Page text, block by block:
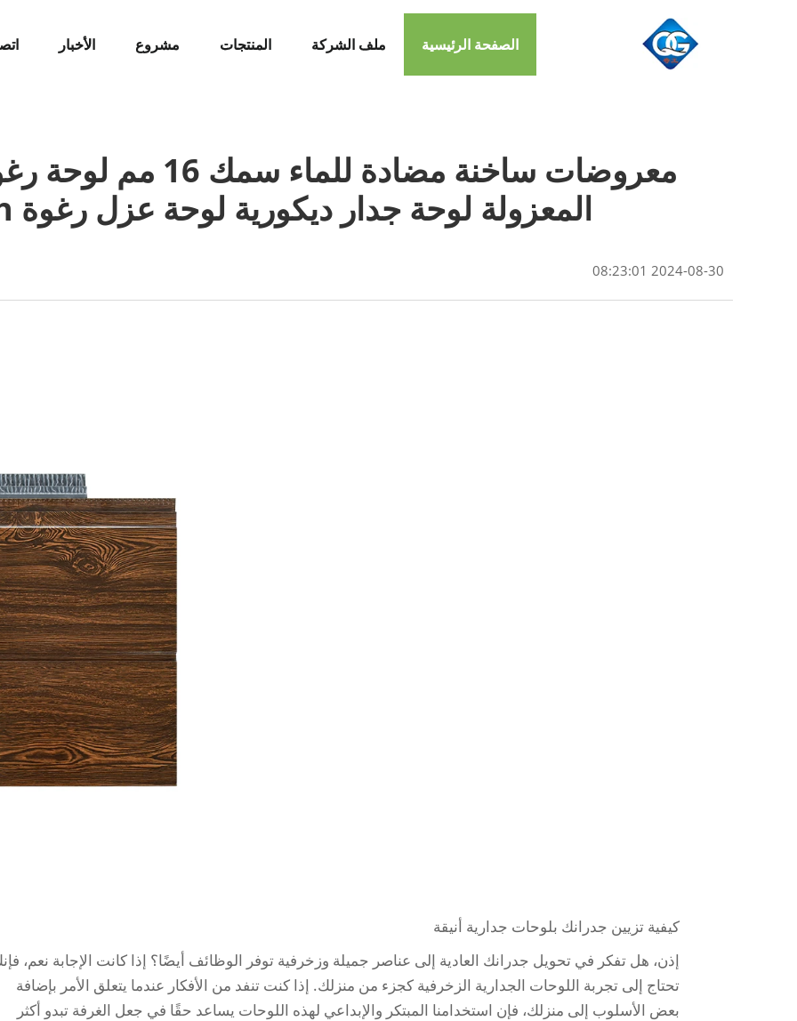
الصفحة الرئيسية ملف الشركة المنتجات مشروع الأخبار
معروضات ساخنة مضادة
المعزولة لوحة جدار ديكورية لوحة عزل رغوة PU Sandwich
2024-08-30 08:23:01
كيفية تزيين جدرانك بلوحات جدارية أنيقة
إذن، هل تفكر في تحويل جدرانك العادية إلى عناصر جميلة وزخرفية توفر الوظائف أيضًا؟ إذا كانت الإجابة نعم،
تحتاج إلى تجربة اللوحات الجدارية الزخرفية كجزء من منزلك. إذا كنت تنفد من الأفكار عندما يتعلق الأمر بإضافة
بعض الأسلوب إلى منزلك، فإن استخدامنا المبتكر والإبداعي لهذه اللوحات يساعد حقًا في جعل الغرفة تبدو أكثر